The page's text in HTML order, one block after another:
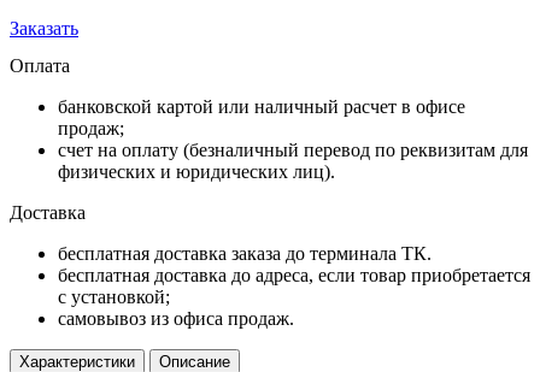
Заказать
Оплата
банковской картой или наличный расчет в офисе
продаж;
счет на оплату (безналичный перевод по реквизитам для
физических и юридических лиц).
Доставка
бесплатная доставка заказа до терминала ТК.
бесплатная доставка до адреса, если товар приобретается
с установкой;
самовывоз из офиса продаж.
Характеристики Описание